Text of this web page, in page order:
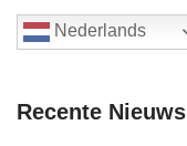
Nederlands
Recente Nieuws